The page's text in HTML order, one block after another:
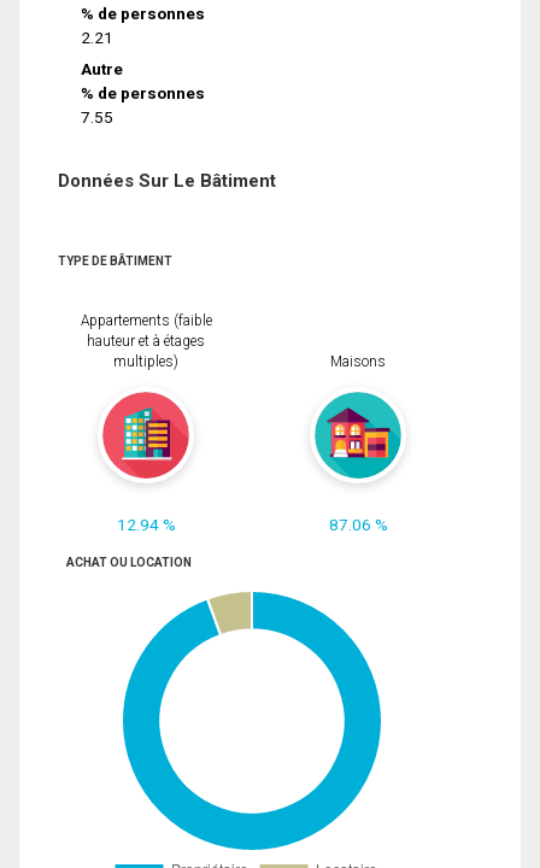
% de personnes
2.21
Autre
% de personnes
7.55
Données Sur Le Bâtiment
TYPE DE BÂTIMENT
Appartements (faible
hauteur et à étages
multiples)
12.94 %
Maisons
87.06 %
ACHAT OU LOCATION